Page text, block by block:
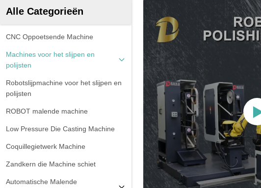
Alle Categorieën
CNC Oppoetsende Machine
Machines voor het slijpen en
polijsten
Robotslijpmachine voor het slijpen en
polijsten
ROBOT malende machine
Low Pressure Die Casting Machine
Coquillegietwerk Machine
Zandkern die Machine schiet
Automatische Malende